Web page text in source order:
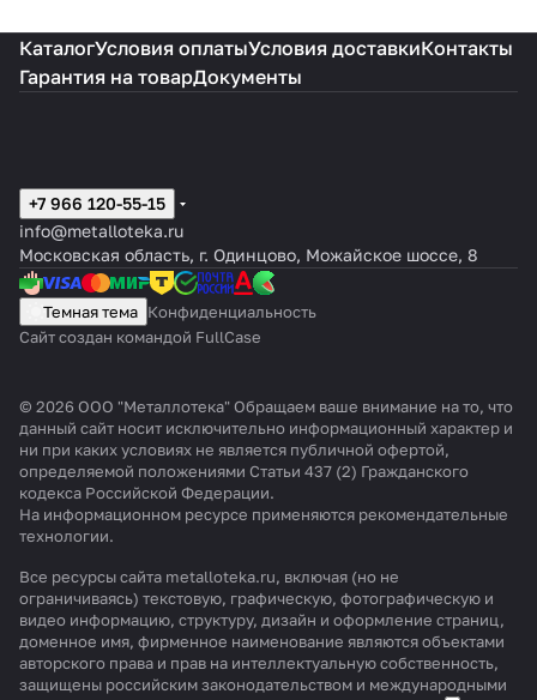
КаталогУсловия оплатыУсловия доставкиКонтакты
Гарантия на товарДокументы
+7 966 120-55-15
info@metalloteka.ru
Московская область, г. Одинцово, Можайское шоссе, 8
Темная тема Конфиденциальность
Сайт создан командой FullCase
© 2026 ООО "Металлотека" Обращаем ваше внимание на то, что
данный сайт носит исключительно информационный характер и
ни при каких условиях не является публичной офертой,
определяемой положениями Статьи 437 (2) Гражданского
кодекса Российской Федерации.
На информационном ресурсе применяются рекомендательные
технологии.
Все ресурсы сайта metalloteka.ru, включая (но не
ограничиваясь) текстовую, графическую, фотографическую и
видео информацию, структуру, дизайн и оформление страниц,
доменное имя, фирменное наименование являются объектами
авторского права и прав на интеллектуальную собственность,
защищены российским законодательством и международными